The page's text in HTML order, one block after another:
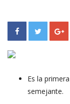
Es la
semejante.